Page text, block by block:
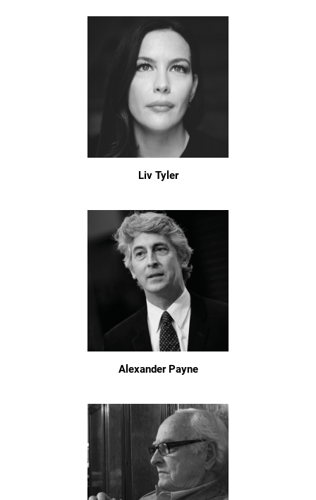
Liv Tyler
Alexander Payne